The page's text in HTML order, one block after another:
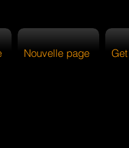
Nouvelle page